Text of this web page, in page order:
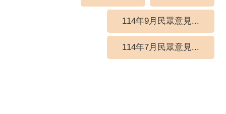
114年9月民眾意見...
114年7月民眾意見...